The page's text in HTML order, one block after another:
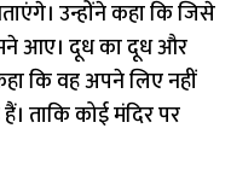
उन्होंने कहा कि जिसे
आए। दूध का दूध और
कि वह अपने लिए नहीं
ताकि कोई मंदिर पर